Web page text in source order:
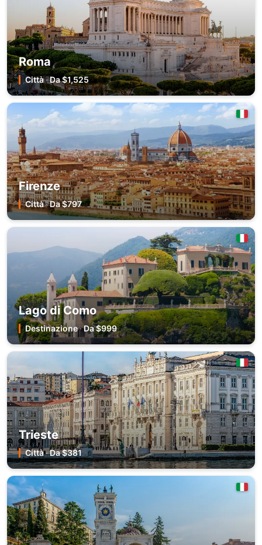
Roma
Città·Da $1,525
Firenze
Città·Da $797
Lago di Como
Destinazione·Da $999
Trieste
Città·Da $381